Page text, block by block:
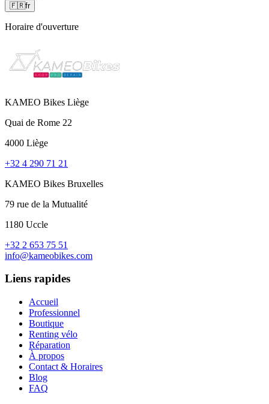
🇫🇷fr
Horaire d'ouverture
KAMEO Bikes Liège
Quai de Rome 22
4000 Liège
+32 4 290 71 21
KAMEO Bikes Bruxelles
79 rue de la Mutualité
1180 Uccle
+32 2 653 75 51
info@kameobikes.com
Liens rapides
Accueil
Professionnel
Boutique
Renting vélo
Réparation
À propos
Contact & Horaires
Blog
FAQ